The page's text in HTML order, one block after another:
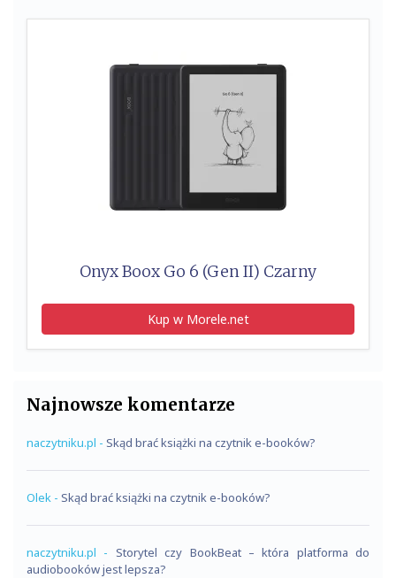
Onyx Boox Go 6 (Gen II) Czarny
Kup w Morele.net
Najnowsze komentarze
naczytniku.pl - Skąd brać książki na czytnik e-booków?
Olek - Skąd brać książki na czytnik e-booków?
naczytniku.pl - Storytel czy BookBeat – która platforma do
audiobooków jest lepsza?